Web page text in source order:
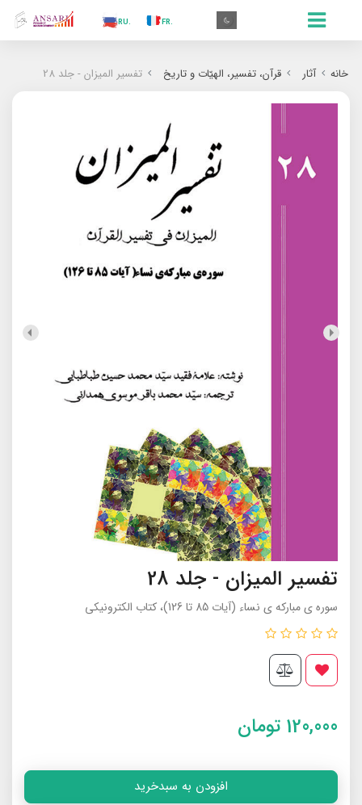
.FR
.RU
.TR
خانه آثار قرآن، تفسیر، الهیّات و تاریخ تفسیر المیزان - جلد 28
تفسیر المیزان - جلد 28
سوره ی مبارکه ی نساء (آیات 85 تا 126)، کتاب الکترونیکی
120,000 تومان
افزودن به سبدخرید